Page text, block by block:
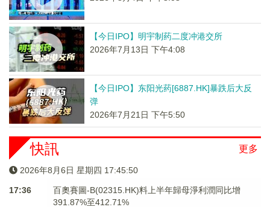
【今日IPO】明宇制药二度冲港交所
2026年7月13日 下午4:08
【今日IPO】东阳光药[6887.HK]暴跌后大反
弹
2026年7月21日 下午5:50
更多
快訊
2026年8月6日 星期四 17:45:51
17:36
百奧賽圖-B(02315.HK)料上半年歸母淨利潤同比增
391.87%至412.71%